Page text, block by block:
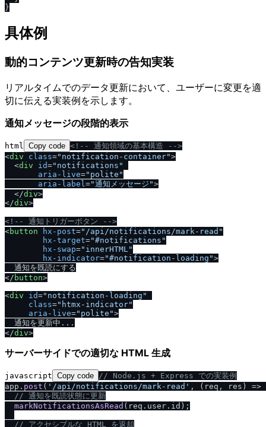
具体例
動的コンテンツ更新時の告知実装
リアルタイムでのデータ更新において、ユーザーに変更を適
切に伝える実装例を示します。
通知メッセージの段階的表示
html Copy code <!-- 通知領域の基本構造 -->
<div class="notification-container">
<div id="notifications"
aria-live="polite"
aria-label ="通知メッセージ">
</div>
</div>
<!-- 通知トリガーボタン -->
<button hx-post="/api/notifications/mark-read"
hx-target="#notifications"
hx-swap="innerHTML"
hx-indicator="#notification-loading">
</ button>
<div id="notification-loading"
class="htmx-indicator"
aria-live="polite">
</div>
サーバーサイドでの適切な HTML 生成
javascript Copy code / / Node.js + Express での実装例
app. post ( ' /api /notifications /mark-read' , ( req, res ) =>
/ / 通知を既読状態に更新
markNotificationsAsRead (req. user . id );
/ / アクセシブルな HTML を返却